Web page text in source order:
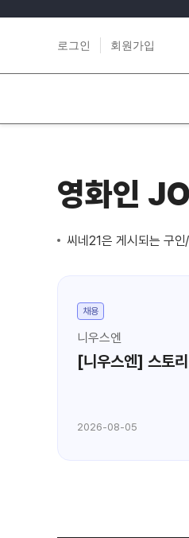
로그인 회원가입
영화인
씨네21은 게시되는 구
채용
니우스엔
[니우스엔] 스토
2026-08-05